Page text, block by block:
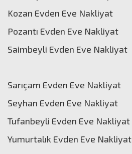
Kozan Evden Eve Nakliyat
Pozantı Evden Eve Nakliyat
Saimbeyli Evden Eve Nakliyat
Sarıçam Evden Eve Nakliyat
Seyhan Evden Eve Nakliyat
Tufanbeyli Evden Eve Nakliyat
Yumurtalık Evden Eve Nakliyat